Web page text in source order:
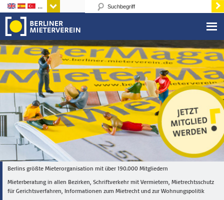
Sprachen
Berlins größte Mieterorganisation mit über 190.000 Mitgliedern
Mieterberatung in allen Bezirken, Schriftverkehr mit Vermietern, Mietrechtsschutz
für Gerichtsverfahren, Informationen zum Mietrecht und zur Wohnungspolitik